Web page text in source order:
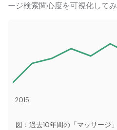
ージ検索関心度を可視化してみ
2015
図：過去10年間の「マッサージ